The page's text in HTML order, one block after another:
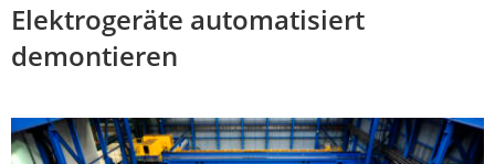
Elektrogeräte automatisiert
demontieren